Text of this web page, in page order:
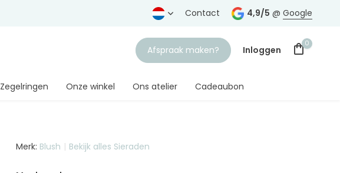
Gratis verzending vanaf € 75,-
Contact 4,9/5 @ Google
Afspraak maken? Inloggen
0
Zegelringen Onze winkel Ons atelier Cadeaubon
Merk: Blush Bekijk alles Sieraden